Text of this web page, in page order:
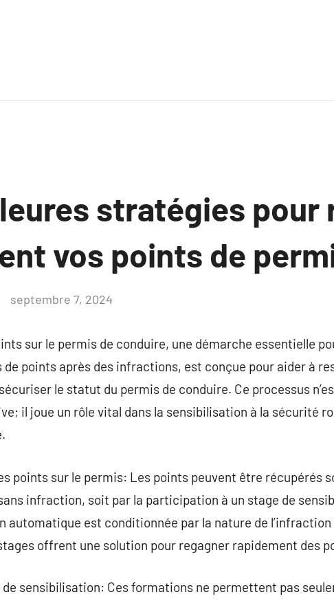
stratégies pour
vos points de
septembre 7, 2024
sur le permis de conduire, une démarche essentielle
de points après des infractions, est conçue pour aider à
le statut du permis de conduire. Ce processus
il joue un rôle vital dans la sensibilisation à la sécurité
points sur le permis: Les points peuvent être récupérés
infraction, soit par la participation à un stage de
est conditionnée par la nature de
offrent une solution pour regagner rapidement des
sensibilisation: Ces formations ne permettent pas